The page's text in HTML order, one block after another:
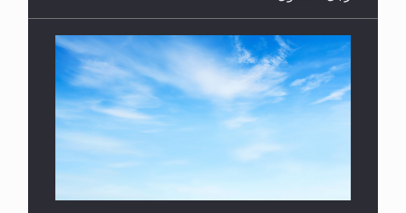
هل تعتبر الأشفار الاصطناعية (الرموش الاصطناعية)